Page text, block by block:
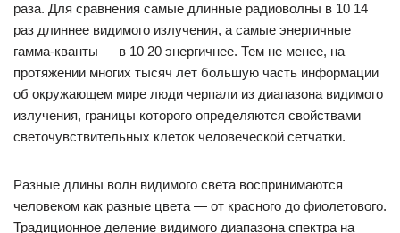
раза. Для сравнения самые длинные радиоволны в 10 14
раз длиннее видимого излучения, а самые энергичные
гамма-кванты — в 10 20 энергичнее. Тем не менее, на
протяжении многих тысяч лет большую часть информации
об окружающем мире люди черпали из диапазона видимого
излучения, границы которого определяются свойствами
светочувствительных клеток человеческой сетчатки.
Разные длины волн видимого света воспринимаются
человеком как разные цвета — от красного до фиолетового.
Традиционное деление видимого диапазона спектра на